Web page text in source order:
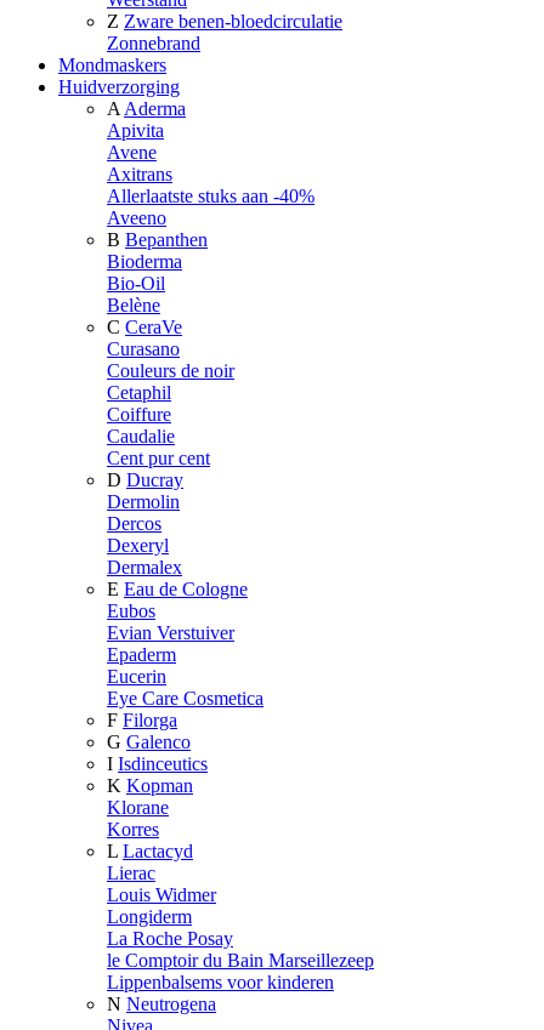
Z Zware benen-bloedcirculatie
Zonnebrand
Mondmaskers
Huidverzorging
A Aderma
Apivita
Avene
Axitrans
Allerlaatste stuks aan -40%
Aveeno
B Bepanthen
Bioderma
Bio-Oil
Belène
C CeraVe
Curasano
Couleurs de noir
Cetaphil
Coiffure
Caudalie
Cent pur cent
D Ducray
Dermolin
Dercos
Dexeryl
Dermalex
E Eau de Cologne
Eubos
Evian Verstuiver
Epaderm
Eucerin
Eye Care Cosmetica
F Filorga
G Galenco
I Isdinceutics
K Kopman
Klorane
Korres
L Lactacyd
Lierac
Louis Widmer
Longiderm
La Roche Posay
le Comptoir du Bain Marseillezeep
Lippenbalsems voor kinderen
N Neutrogena